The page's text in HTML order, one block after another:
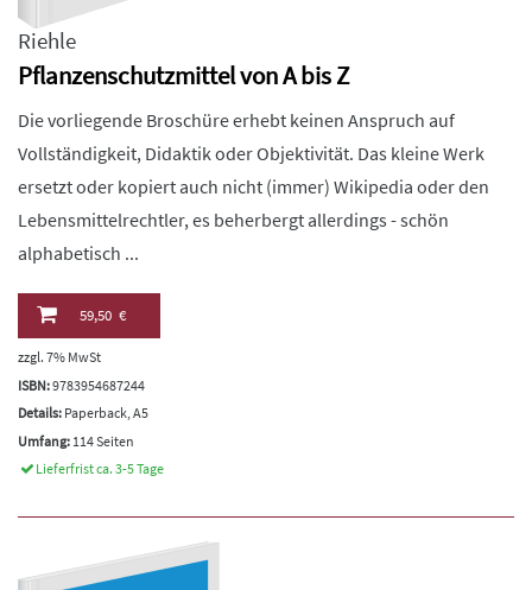
Riehle
Pflanzenschutzmittel von A bis Z
Die vorliegende Broschüre erhebt keinen Anspruch auf
Vollständigkeit, Didaktik oder Objektivität. Das kleine Werk
ersetzt oder kopiert auch nicht (immer) Wikipedia oder den
Lebensmittelrechtler, es beherbergt allerdings - schön
alphabetisch ...
59,50 €
zzgl. 7% MwSt
ISBN:9783954687244
Details: Paperback, A5
Umfang: 114 Seiten
Lieferfrist ca. 3-5 Tage